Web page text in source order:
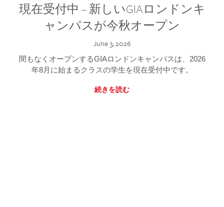
現在受付中 – 新しいGIAロンドンキ
ャンパスが今秋オープン
June 3, 2026
間もなくオープンするGIAロンドンキャンパスは、2026
年8月に始まるクラスの学生を現在受付中です。
続きを読む